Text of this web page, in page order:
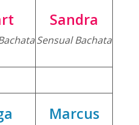
Sandra
Sensual Bachata
Marcus